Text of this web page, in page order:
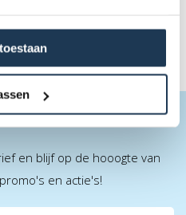
en blijf op de hooogte van
en actie's!